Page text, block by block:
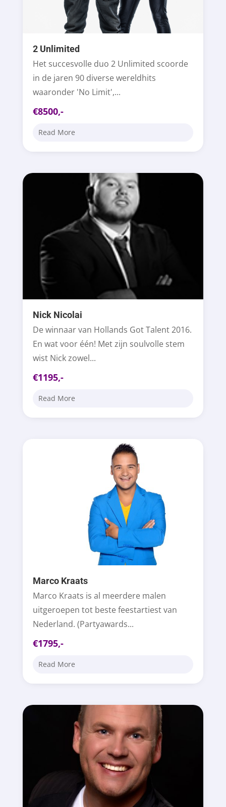
2 Unlimited
Het succesvolle duo 2 Unlimited scoorde
in de jaren 90 diverse wereldhits
waaronder 'No Limit',...
€8500,-
Read More
Nick Nicolai
De winnaar van Hollands Got Talent 2016.
En wat voor één! Met zijn soulvolle stem
wist Nick zowel...
€1195,-
Read More
Marco Kraats
Marco Kraats is al meerdere malen
uitgeroepen tot beste feestartiest van
Nederland. (Partyawards...
€1795,-
Read More